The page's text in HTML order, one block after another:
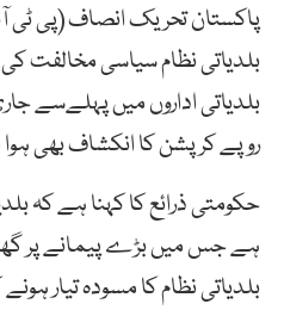
پاکستان تحریک انصاف (پی ٹی
بلدیاتی نظام سیاسی مخالفت
بلدیاتی اداروں میں پہلےسے
روپے کرپشن کا انکشاف بھی
حکومتی ذرائع کا کہنا ہے کہ
ہے جس میں بڑے پیمانے پر
بلدیاتی نظام کا مسودہ تیار